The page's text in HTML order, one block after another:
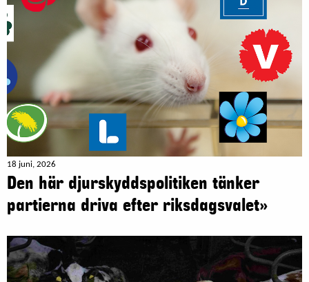
18 juni, 2026
Den här djurskyddspolitiken tänker
partierna driva efter riksdagsvalet»